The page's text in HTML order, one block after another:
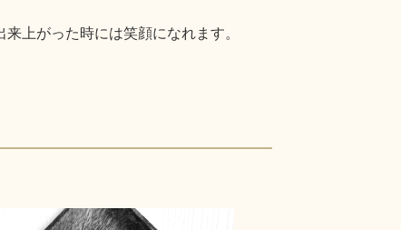
上がった時には笑顔になれます。